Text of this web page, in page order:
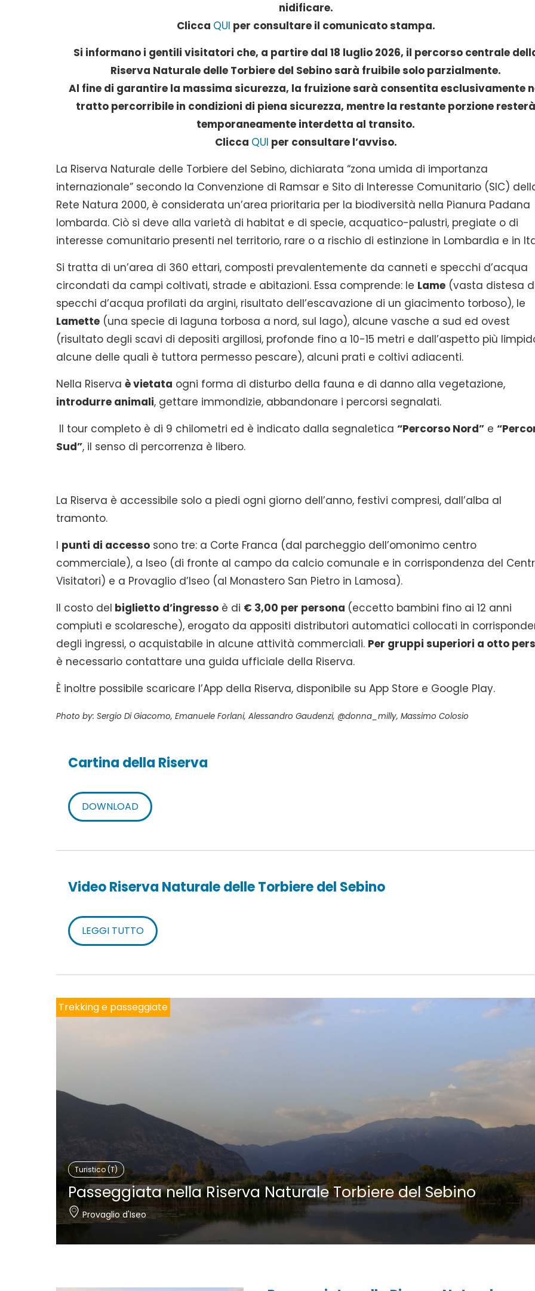
nidificare.
Clicca QUI per consultare il comunicato stampa.
Si informano i gentili visitatori che, a partire dal 18 luglio 2026, il percorso centrale
Riserva Naturale delle Torbiere del Sebino sarà fruibile solo parzialmente.
Al fine di garantire la massima sicurezza, la fruizione sarà consentita esclusivamente
tratto percorribile in condizioni di piena sicurezza, mentre la restante porzione resterà
temporaneamente interdetta al transito.
Clicca QUI per consultare l’avviso.
La Riserva Naturale delle Torbiere del Sebino, dichiarata “zona umida di importanza
internazionale” secondo la Convenzione di Ramsar e Sito di Interesse Comunitario (SIC)
Rete Natura 2000, è considerata un’area prioritaria per la biodiversità nella Pianura Padana
lombarda. Ciò si deve alla varietà di habitat e di specie, acquatico-palustri, pregiate o di
interesse comunitario presenti nel territorio, rare o a rischio di estinzione in Lombardia e in
Si tratta di un’area di 360 ettari, composti prevalentemente da canneti e specchi d’acqua
circondati da campi coltivati, strade e abitazioni. Essa comprende: le Lame (vasta distesa
specchi d’acqua profilati da argini, risultato dell’escavazione di un giacimento torboso), le
Lamette (una specie di laguna torbosa a nord, sul lago), alcune vasche a sud ed ovest
(risultato degli scavi di depositi argillosi, profonde fino a 10-15 metri e dall’aspetto più
alcune delle quali è tuttora permesso pescare), alcuni prati e coltivi adiacenti.
Nella Riservaè vietata ogni forma di disturbo della fauna e di danno alla vegetazione,
introdurre animali, gettare immondizie, abbandonare i percorsi segnalati.
Il tour completo è di 9 chilometri ed è indicato dalla segnaletica“Percorso Nord” e
Sud”, il senso di percorrenza è libero.
La Riserva è accessibile solo a piedi ogni giorno dell’anno, festivi compresi, dall’alba al
tramonto.
I punti di accesso sono tre: a Corte Franca (dal parcheggio dell’omonimo centro
commerciale), a Iseo (di fronte al campo da calcio comunale e in corrispondenza del
Visitatori) e a Provaglio d’Iseo (al Monastero San Pietro in Lamosa).
Il costo del biglietto d’ingresso è di € 3,00 per persona (eccetto bambini fino ai 12 anni
compiuti e scolaresche), erogato da appositi distributori automatici collocati in
degli ingressi, o acquistabile in alcune attività commerciali. Per gruppi superiori a otto
è necessario contattare una guida ufficiale della Riserva.
È inoltre possibile scaricare l’App della Riserva, disponibile su App Store e Google Play.
Photo by: Sergio Di Giacomo, Emanuele Forlani, Alessandro Gaudenzi, @donna_milly, Massimo Colosio
Cartina della Riserva
DOWNLOAD
Video Riserva Naturale delle Torbiere del Sebino
LEGGI TUTTO
Trekking e passeggiate
Turistico (T)
Passeggiata nella Riserva Naturale Torbiere del Sebino
Provaglio d'Iseo